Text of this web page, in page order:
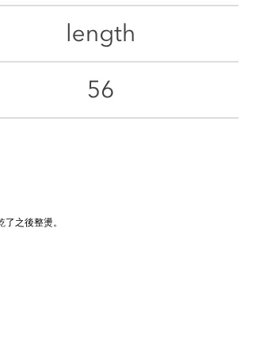
之後整燙。